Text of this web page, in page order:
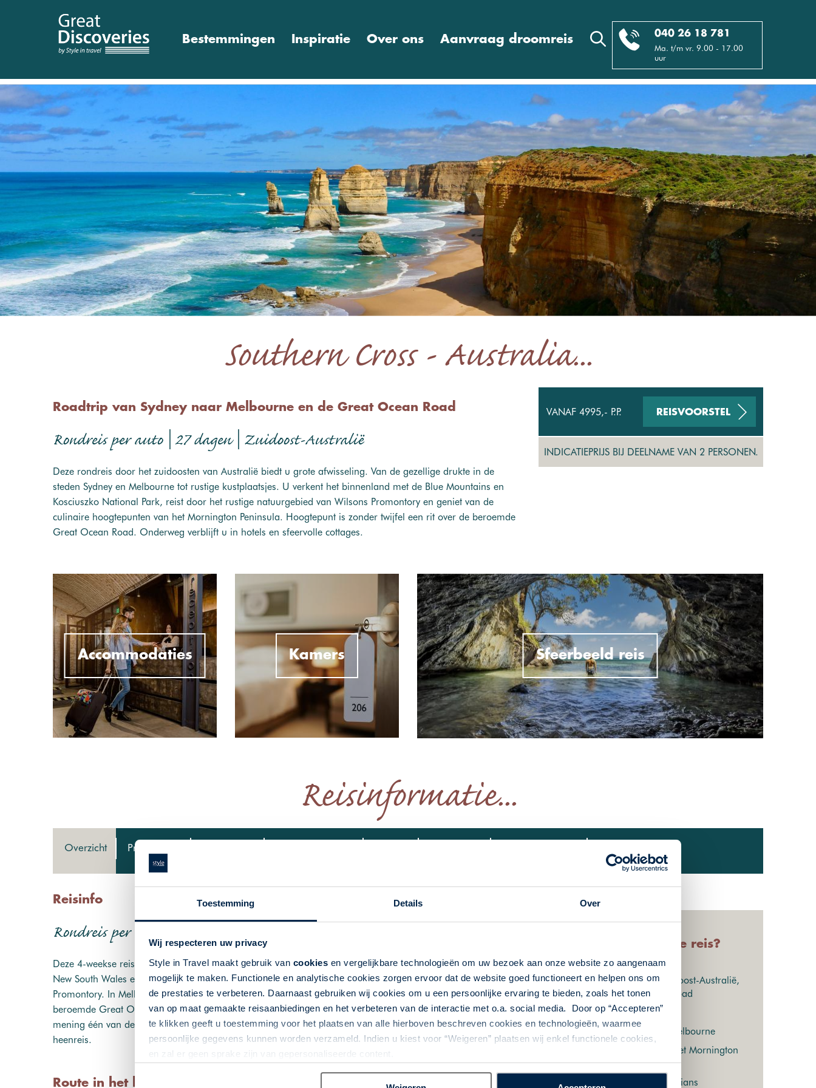
Toestemming Details Over
Wij respecteren uw privacy
Style in Travel maakt gebruik van cookies en vergelijkbare technologieën om uw bezoek aan onze website zo aangenaam
mogelijk te maken. Functionele en analytische cookies zorgen ervoor dat de website goed functioneert en helpen ons om
de prestaties te verbeteren. Daarnaast gebruiken wij cookies om u een persoonlijke ervaring te bieden, zoals het tonen
van op maat gemaakte reisaanbiedingen en het verbeteren van de interactie met o.a. social media. Door op “Accepteren”
te klikken geeft u toestemming voor het plaatsen van alle hierboven beschreven cookies en technologieën, waarmee
persoonlijke gegevens kunnen worden verzameld. Indien u kiest voor “Weigeren” plaatsen wij enkel functionele cookies,
en zal er geen sprake zijn van gepersonaliseerde content.
040 26 18 781
Ma. t/m vr. 9.00 - 17.00
uur
Bestemmingen Inspiratie Over ons Aanvraag droomreis
Southern Cross - Australia...
Roadtrip van Sydney naar Melbourne en de Great Ocean Road
Rondreis per auto | 27 dagen | Zuidoost-Australië
Deze rondreis door het zuidoosten van Australië biedt u grote afwisseling. Van de gezellige drukte in de
steden Sydney en Melbourne tot rustige kustplaatsjes. U verkent het binnenland met de Blue Mountains en
Kosciuszko National Park, reist door het rustige natuurgebied van Wilsons Promontory en geniet van de
culinaire hoogtepunten van het Mornington Peninsula. Hoogtepunt is zonder twijfel een rit over de beroemde
Great Ocean Road. Onderweg verblijft u in hotels en sfeervolle cottages.
VANAF 4995,- P.P. REISVOORSTEL
INDICATIEPRIJS BIJ DEELNAME VAN 2 PERSONEN.
Accommodaties Kamers Sfeerbeeld reis
Reisinformatie...
Overzicht Programma
Reisinfo
Rondreis per auto | 27 dagen | Zuidoost-Australië
Deze 4-weekse reis begint met een verblijf in Sydney, waarna u naar de Blue Mountains rijdt. Via de kust van
New South Wales en de bergen van Kosciuszko National Park, komt u bij het mooie en rustige Wilsons
Promontory. In Melbourne geniet u van de culturele hoogtepunten, voordat het Mornington Peninsula en de
beroemde Great Ocean Road op het programma staan. U sluit de reis af in The Grampians, naar onze
mening één van de mooiste natuurgebieden van Australië. De reis is inclusief een stopover in Dubai op de
heenreis.
Route in het kort
Waarom deze reis?
Hoogtepunten van Zuidoost-Australië,
incl. de Great Ocean Road
Inclusief Dubai
Cultuur in Sydney en Melbourne
Geniet van de rust op het Mornington
Peninsula
Wandel door de Grampians